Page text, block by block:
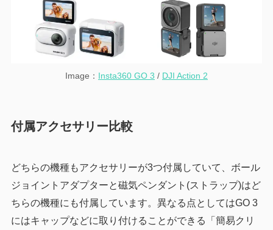
Image： Insta360 GO 3 / DJI Action 2
付属アクセサリー比較
どちらの機種もアクセサリーが3つ付属していて、ボール
ジョイントアダプターと磁気ペンダント(ストラップ)はど
ちらの機種にも付属しています。異なる点としてはGO 3
にはキャップなどに取り付けることができる「簡易クリ